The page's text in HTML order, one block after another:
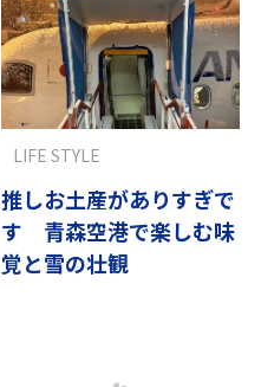
推しお土産がありすぎで
す 青森空港で楽しむ味
覚と雪の壮観
LIFE STYLE